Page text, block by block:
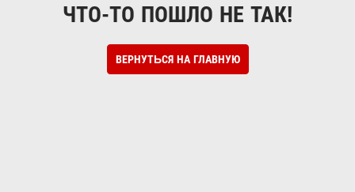
ЧТО-ТО ПОШЛО НЕ ТАК!
ВЕРНУТЬСЯ НА ГЛАВНУЮ